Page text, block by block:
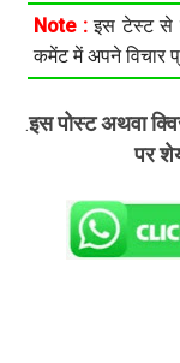
Note :इस टेस्ट से
कमेंट में अपने विचार
.इस पोस्ट अथवा
पर